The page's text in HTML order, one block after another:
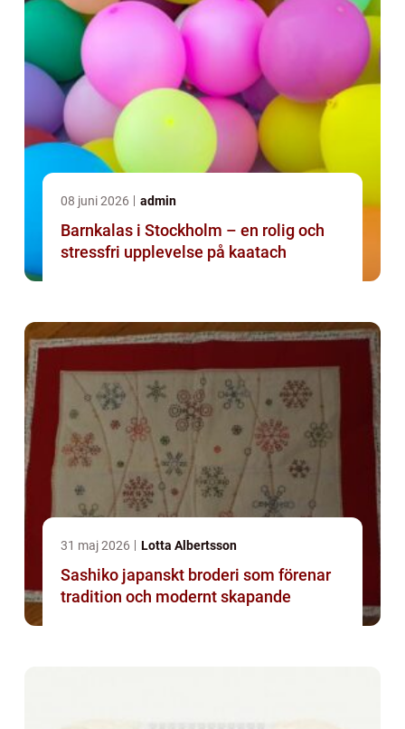
08 juni 2026 admin
Barnkalas i Stockholm – en rolig och
stressfri upplevelse på kaatach
31 maj 2026 Lotta Albertsson
Sashiko japanskt broderi som förenar
tradition och modernt skapande